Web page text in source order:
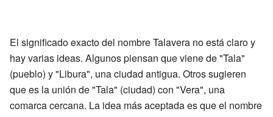
El significado exacto del nombre Talavera no está claro y
hay varias ideas. Algunos piensan que viene de "Tala"
(pueblo) y "Libura", una ciudad antigua. Otros sugieren
que es la unión de "Tala" (ciudad) con "Vera", una
comarca cercana. La idea más aceptada es que el nombre